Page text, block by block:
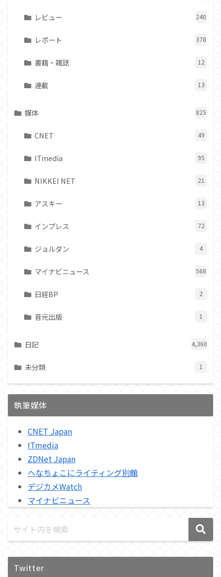
レビュー 240
レポート 378
書籍・雑誌 12
連載 13
媒体 825
CNET 49
ITmedia 95
NIKKEI NET 21
アスキー 13
インプレス 72
ジョルダン 4
マイナビニュース 568
日経BP 2
音元出版 1
日記 4,360
未分類 1
執筆媒体
CNET Japan
ITmedia
ZDNet Japan
へなちょこにライティング別館
デジカメWatch
マイナビニュース
Twitter